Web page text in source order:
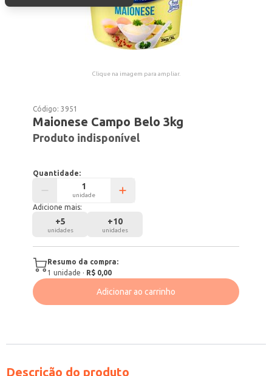
Clique na imagem para ampliar.
Código:3951
Maionese Campo Belo 3kg
Produto indisponível
Quantidade:
unidade
Adicione mais:
+5
unidades
+10
unidades
Resumo da compra:
1 unidade · R$ 0,00
Adicionar ao carrinho
Descrição do produto